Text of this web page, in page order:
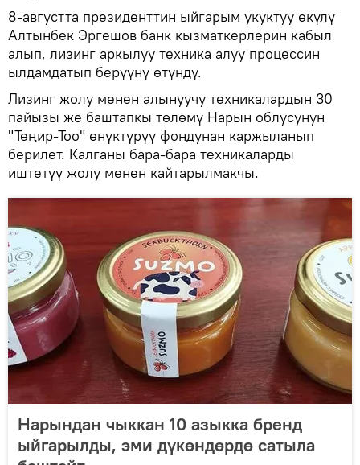
8-августта президенттин ыйгарым укуктуу өкүлү
Алтынбек Эргешов банк кызматкерлерин кабыл
алып, лизинг аркылуу техника алуу процессин
ылдамдатып берүүнү өтүндү.
Лизинг жолу менен алынуучу техникалардын 30
пайызы же баштапкы төлөмү Нарын облусунун
"Теңир-Тоо" өнүктүрүү фондунан каржыланып
берилет. Калганы бара-бара техникаларды
иштетүү жолу менен кайтарылмакчы.
Нарындан чыккан 10 азыкка бренд
ыйгарылды, эми дүкөндөрдө сатыла